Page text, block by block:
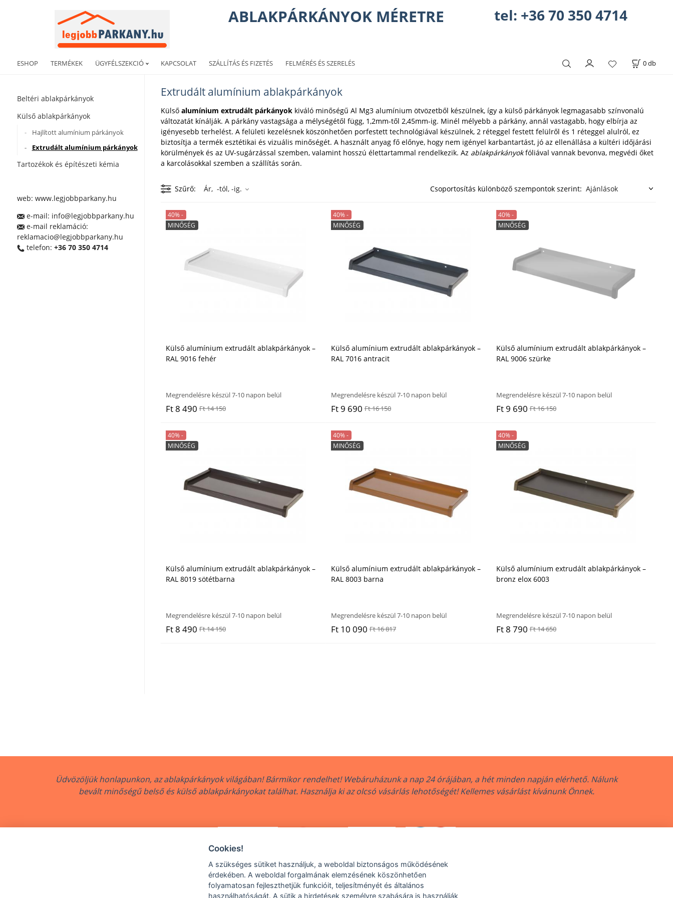
ABLAKPÁRKÁNYOK MÉRETRE tel: +36 70 350 4714
ESHOP TERMÉKEK ÜGYFÉLSZEKCIÓ KAPCSOLAT SZÁLLÍTÁS ÉS FIZETÉS FELMÉRÉS ÉS SZERELÉS 0 db
Beltéri ablakpárkányok
Külső ablakpárkányok
Hajlított alumínium párkányok
Extrudált alumínium párkányok
Tartozékok és építészeti kémia
web: www.legjobbparkany.hu
e-mail: info@legjobbparkany.hu
e-mail reklamáció:
reklamacio@legjobbparkany.hu
telefon: +36 70 350 4714
Extrudált alumínium ablakpárkányok
Külső alumínium extrudált párkányokkiváló minőségű Al Mg3 alumínium ötvözetből készülnek, így a külső párkányok legmagasabb színvonalú
változatát kínálják. A párkány vastagsága a mélységétől függ, 1,2mm-től 2,45mm-ig. Minél mélyebb a párkány, annál vastagabb, hogy elbírja az
igényesebb terhelést. A felületi kezelésnek köszönhetően porfestett technológiával készülnek, 2 réteggel festett felülről és 1 réteggel alulról, ez
biztosítja a termék esztétikai és vizuális minőségét. A használt anyag fő előnye, hogy nem igényel karbantartást, jó az ellenállása a kültéri időjárási
körülmények és az UV-sugárzással szemben, valamint hosszú élettartammal rendelkezik. Az ablakpárkányokfóliával vannak bevonva, megvédi őket
a karcolásokkal szemben a szállítás során.
Szűrő Ár, -tól, -ig. Csoportosítás különböző szempontok szerint:
Külső alumínium extrudált ablakpárkányok –
RAL 9016 fehér
40% -
MINŐSÉG
Megrendelésre készül 7-10 napon belül
Ft 8 490 Ft 14 150
Külső alumínium extrudált ablakpárkányok –
RAL 7016 antracit
40% -
MINŐSÉG
Megrendelésre készül 7-10 napon belül
Ft 9 690 Ft 16 150
Külső alumínium extrudált ablakpárkányok –
RAL 9006 szürke
40% -
MINŐSÉG
Megrendelésre készül 7-10 napon belül
Ft 9 690 Ft 16 150
Külső alumínium extrudált ablakpárkányok –
RAL 8019 sötétbarna
40% -
MINŐSÉG
Megrendelésre készül 7-10 napon belül
Ft 8 490 Ft 14 150
Külső alumínium extrudált ablakpárkányok –
RAL 8003 barna
40% -
MINŐSÉG
Megrendelésre készül 7-10 napon belül
Ft 10 090 Ft 16 817
Külső alumínium extrudált ablakpárkányok –
bronz elox 6003
40% -
MINŐSÉG
Megrendelésre készül 7-10 napon belül
Ft 8 790 Ft 14 650
Üdvözöljük honlapunkon, az ablakpárkányok világában! Bármikor rendelhet! Webáruházunk a nap 24 órájában, a hét minden napján elérhető. Nálunk
bevált minőségű belső és külső ablakpárkányokat találhat. Használja ki az olcsó vásárlás lehotőségét! Kellemes vásárlást kívánunk Önnek.
Copyright © 2018 - 2026 legjobbPARKANY.hu, All rights reserved | MCe system s.r.o., Urbánkova 16, 080 01 Prešov
Cookies!
A szükséges sütiket használjuk, a weboldal biztonságos működésének
érdekében. A weboldal forgalmának elemzésének köszönhetően
folyamatosan fejleszthetjük funkcióit, teljesítményét és általános
használhatóságát. A sütik a hirdetések személyre szabására is használják